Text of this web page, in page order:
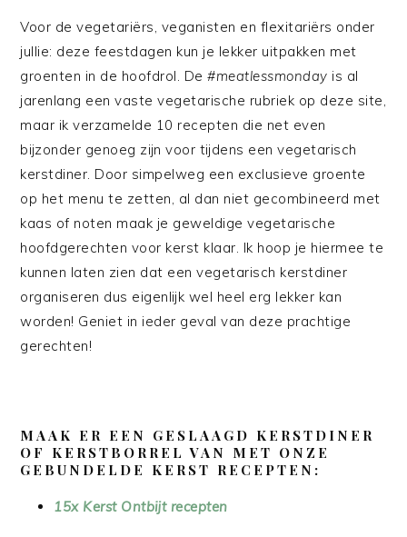
Voor de vegetariërs, veganisten en flexitariërs onder
jullie: deze feestdagen kun je lekker uitpakken met
groenten in de hoofdrol. De#meatlessmonday is al
jarenlang een vaste vegetarische rubriek op deze site,
maar ik verzamelde 10 recepten die net even
bijzonder genoeg zijn voor tijdens een vegetarisch
kerstdiner. Door simpelweg een exclusieve groente
op het menu te zetten, al dan niet gecombineerd met
kaas of noten maak je geweldige vegetarische
hoofdgerechten voor kerst klaar. Ik hoop je hiermee te
kunnen laten zien dat een vegetarisch kerstdiner
organiseren dus eigenlijk wel heel erg lekker kan
worden! Geniet in ieder geval van deze prachtige
gerechten!
MAAK ER EEN GESLAAGD KERSTDINER
OF KERSTBORREL VAN MET ONZE
GEBUNDELDE KERST RECEPTEN:
15x Kerst Ontbijt recepten